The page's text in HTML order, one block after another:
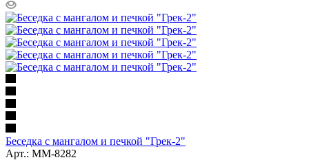
Беседка с мангалом и печкой "Грек-2"
Арт.: ММ-8282